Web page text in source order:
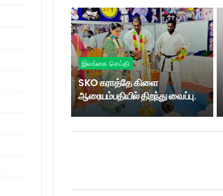
இலங்கை செய்தி
SKO கராத்தே கிளை
ஆரையம்பதியில் திறந்து வைப்பு.